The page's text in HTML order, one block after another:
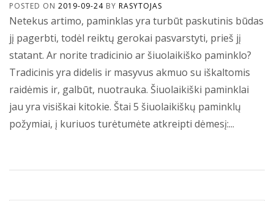
POSTED ON 2019-09-24 BY RASYTOJAS
Netekus artimo, paminklas yra turbūt paskutinis būdas
jį pagerbti, todėl reiktų gerokai pasvarstyti, prieš jį
statant. Ar norite tradicinio ar šiuolaikiško paminklo?
Tradicinis yra didelis ir masyvus akmuo su iškaltomis
raidėmis ir, galbūt, nuotrauka. Šiuolaikiški paminklai
jau yra visiškai kitokie. Štai 5 šiuolaikiškų paminklų
požymiai, į kuriuos turėtumėte atkreipti dėmesį:...